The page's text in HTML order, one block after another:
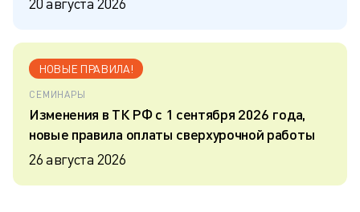
НОВЫЕ ПРАВИЛА!
СЕМИНАРЫ
Изменения в ТК РФ с 1 сентября 2026 года,
новые правила оплаты сверхурочной работы
26 августа 2026